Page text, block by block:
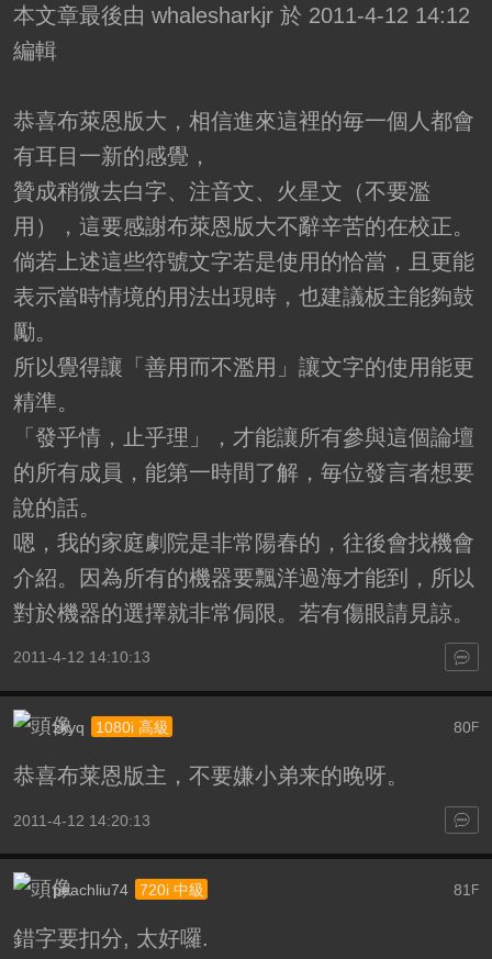
本文章最後由 whalesharkjr 於 2011-4-12 14:12
編輯
恭喜布萊恩版大，相信進來這裡的毎一個人都會
有耳目一新的感覺，
贊成稍微去白字、注音文、火星文（不要濫
用），這要感謝布萊恩版大不辭辛苦的在校正。
倘若上述這些符號文字若是使用的恰當，且更能
表示當時情境的用法出現時，也建議板主能夠鼓
勵。
所以覺得讓「善用而不濫用」讓文字的使用能更
精準。
「發乎情，止乎理」，才能讓所有參與這個論壇
的所有成員，能第一時間了解，毎位發言者想要
說的話。
嗯，我的家庭劇院是非常陽春的，往後會找機會
介紹。因為所有的機器要飄洋過海才能到，所以
對於機器的選擇就非常侷限。若有傷眼請見諒。
2011-4-12 14:10:13
80F
zkyq 1080i 高級
恭喜布莱恩版主，不要嫌小弟来的晚呀。
2011-4-12 14:20:13
81 F
peachliu74 720i 中級
錯字要扣分, 太好囉.